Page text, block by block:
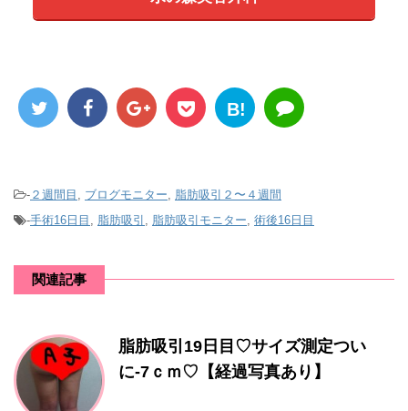
B!
- ２週間目 ブログモニター
脂肪吸引２〜４週間
-手術16日目 脂肪吸引 脂肪吸引モニター 術後16日目
関連記事
脂肪吸引19日目♡サイズ測定つい
に-7ｃｍ♡【経過写真あり】